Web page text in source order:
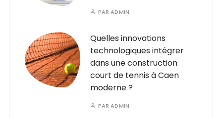
PARADMIN
Quelles innovations
technologiques intégrer
dans une construction
court de tennis à Caen
moderne ?
PARADMIN